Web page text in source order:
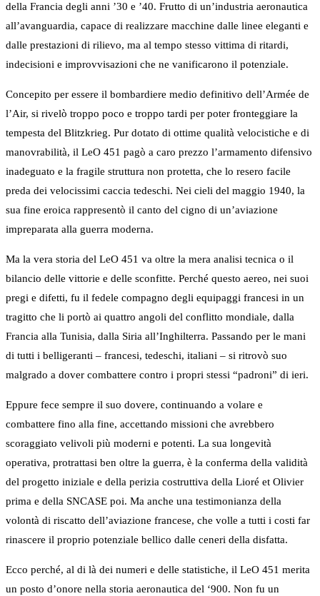
della Francia degli anni ’30 e ’40. Frutto di un’industria aeronautica
all’avanguardia, capace di realizzare macchine dalle linee eleganti e
dalle prestazioni di rilievo, ma al tempo stesso vittima di ritardi,
indecisioni e improvvisazioni che ne vanificarono il potenziale.
Concepito per essere il bombardiere medio definitivo dell’Armée de
l’Air, si rivelò troppo poco e troppo tardi per poter fronteggiare la
tempesta del Blitzkrieg. Pur dotato di ottime qualità velocistiche e di
manovrabilità, il LeO 451 pagò a caro prezzo l’armamento difensivo
inadeguato e la fragile struttura non protetta, che lo resero facile
preda dei velocissimi caccia tedeschi. Nei cieli del maggio 1940, la
sua fine eroica rappresentò il canto del cigno di un’aviazione
impreparata alla guerra moderna.
Ma la vera storia del LeO 451 va oltre la mera analisi tecnica o il
bilancio delle vittorie e delle sconfitte. Perché questo aereo, nei suoi
pregi e difetti, fu il fedele compagno degli equipaggi francesi in un
tragitto che li portò ai quattro angoli del conflitto mondiale, dalla
Francia alla Tunisia, dalla Siria all’Inghilterra. Passando per le mani
di tutti i belligeranti – francesi, tedeschi, italiani – si ritrovò suo
malgrado a dover combattere contro i propri stessi “padroni” di ieri.
Eppure fece sempre il suo dovere, continuando a volare e
combattere fino alla fine, accettando missioni che avrebbero
scoraggiato velivoli più moderni e potenti. La sua longevità
operativa, protrattasi ben oltre la guerra, è la conferma della validità
del progetto iniziale e della perizia costruttiva della Lioré et Olivier
prima e della SNCASE poi. Ma anche una testimonianza della
volontà di riscatto dell’aviazione francese, che volle a tutti i costi far
rinascere il proprio potenziale bellico dalle ceneri della disfatta.
Ecco perché, al di là dei numeri e delle statistiche, il LeO 451 merita
un posto d’onore nella storia aeronautica del ‘900. Non fu un